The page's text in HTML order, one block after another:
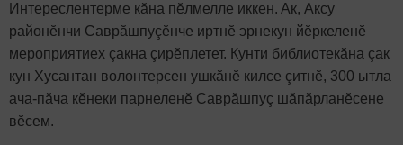
Интереслентерме кăна пӗлмелле иккен. Ак, Аксу
районӗнчи Саврăшпуçӗнче иртнӗ эрнекун йӗркеленӗ
мероприятиех çакна çирӗплетет. Кунти библиотекăна çак
кун Хусантан волонтерсен ушкăнӗ килсе çитнӗ, 300 ытла
ача-пăча кӗнеки парнеленӗ Саврăшпуç шăпăрланӗсене
вӗсем.